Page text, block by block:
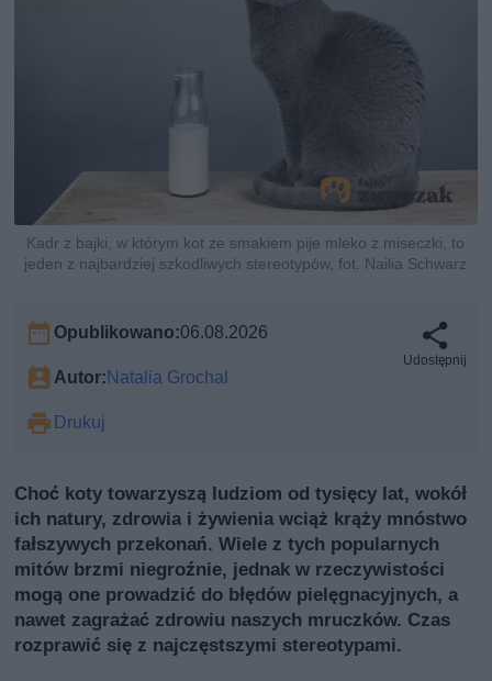
Kadr z bajki, w którym kot ze smakiem pije mleko z miseczki, to
jeden z najbardziej szkodliwych stereotypów, fot. Nailia Schwarz
Opublikowano:06.08.2026
Autor:Natalia Grochal
Drukuj
Udostępnij
Choć koty towarzyszą ludziom od tysięcy lat, wokół
ich natury, zdrowia i żywienia wciąż krąży mnóstwo
fałszywych przekonań. Wiele z tych popularnych
mitów brzmi niegroźnie, jednak w rzeczywistości
mogą one prowadzić do błędów pielęgnacyjnych, a
nawet zagrażać zdrowiu naszych mruczków. Czas
rozprawić się z najczęstszymi stereotypami.